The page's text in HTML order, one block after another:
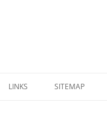
LINKS SITEMAP